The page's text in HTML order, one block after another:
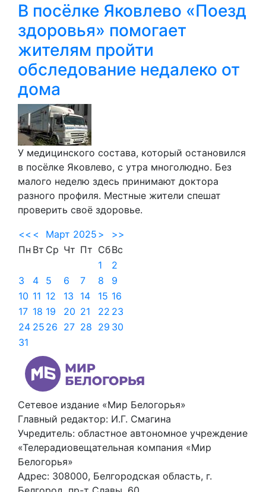
В посёлке Яковлево «Поезд
здоровья» помогает
жителям пройти
обследование недалеко от
дома
У медицинского состава, который остановился
в посёлке Яковлево, с утра многолюдно. Без
малого неделю здесь принимают доктора
разного профиля. Местные жители спешат
проверить своё здоровье.
<< < Март 2025 >
>>
Пн Вт Ср Чт Пт СбВс
1
2
3
4 5 6 7 8
9
10 11 12 13 14 15 16
17 18 19 20 21 22 23
24 25 26 27 28 29 30
31
Сетевое издание «Мир Белогорья»
Главный редактор: И.Г. Смагина
Учредитель: областное автономное учреждение
«Телерадиовещательная компания «Мир
Белогорья»
Адрес: 308000, Белгородская область, г.